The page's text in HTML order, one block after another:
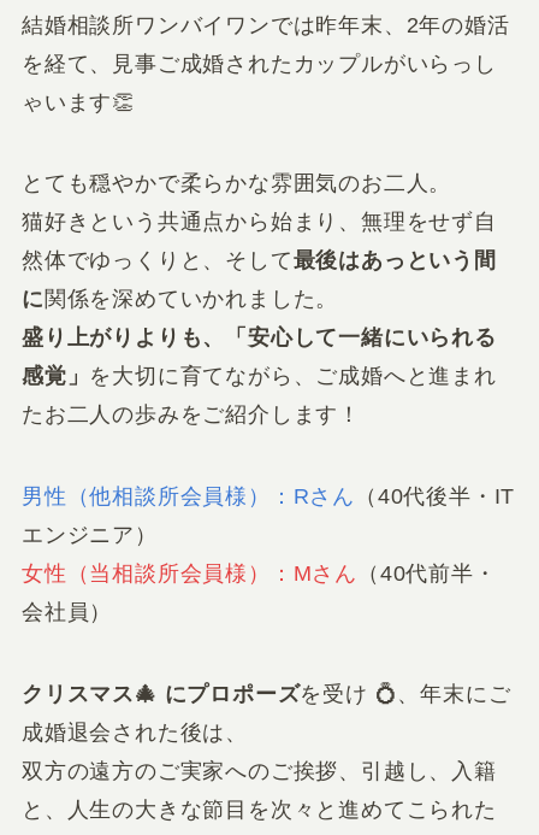
結婚相談所ワンバイワンでは昨年末、2年の婚活
を経て、見事ご成婚されたカップルがいらっし
ゃいます👏
とても穏やかで柔らかな雰囲気のお二人。
猫好きという共通点から始まり、無理をせず自
然体でゆっくりと、そして最後はあっという間
に 関係を深めていかれました。
盛り上がりよりも、「安心して一緒にいられる
感覚」 を大切に育てながら、ご成婚へと進まれ
たお二人の歩みをご紹介します！
男性（他相談所会員様）：Rさん
（40代後半・IT
エンジニア）
女性（当相談所会員様）：Mさん
（40代前半・
会社員）
クリスマス🎄 にプロポーズを受け 💍、年末にご
成婚退会された後は、
双方の遠方のご実家へのご挨拶、引越し、入籍
と、人生の大きな節目を次々と進めてこられた